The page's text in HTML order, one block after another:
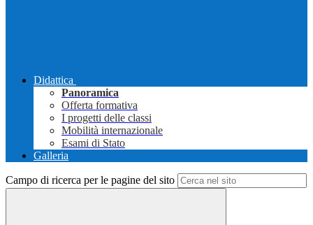
Didattica
Panoramica
Offerta formativa
I progetti delle classi
Mobilità internazionale
Esami di Stato
Galleria
Campo di ricerca per le pagine del sito